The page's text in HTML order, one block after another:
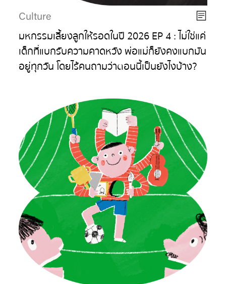
Culture
มหกรรมเลี้ยงลูกให้รอดในปี 2026 EP 4 : ไม่ใช่แค่
เด็กที่แบกรับความคาดหวัง พ่อแม่ก็ยังคงแบกมัน
อยู่ทุกวัน โดยไร้คนถามว่าตอนนี้เป็นยังไงบ้าง?